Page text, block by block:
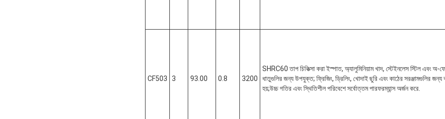
CF503 3 93.00 0.8 3200
SHRC60 তাপ চিকিত্সা করা ইস্পাত, অ্যালুমিনিয়াম খাদ, স্টেইনলেস স্টিল এবং অ-
ধাতুগুলির জন্য উপযুক্ত; ফ্রিজিং, ড্রিলিং, খোদাই ছুরি এবং কাঠের সরঞ্জামগুলির জন্য
হয়;উচ্চ গতির এবং স্থিতিশীল পরিবেশে সর্বোত্তম পারফরম্যান্স অর্জন করে.